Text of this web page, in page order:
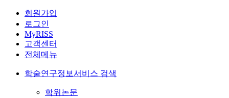
회원가입
로그인
MyRISS
고객센터
전체메뉴
학술연구정보서비스 검색
학위논문